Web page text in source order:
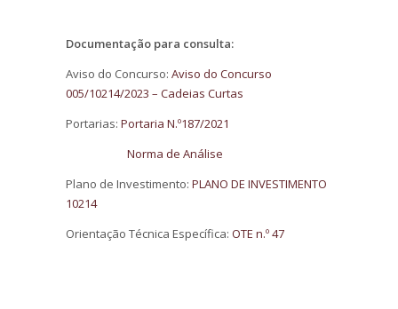
Documentação para consulta:
Aviso do Concurso: Aviso do Concurso
005/10214/2023 – Cadeias Curtas
Portarias: Portaria N.º187/2021
Norma de Análise
Plano de Investimento: PLANO DE INVESTIMENTO
10214
Orientação Técnica Específica: OTE n.º 47